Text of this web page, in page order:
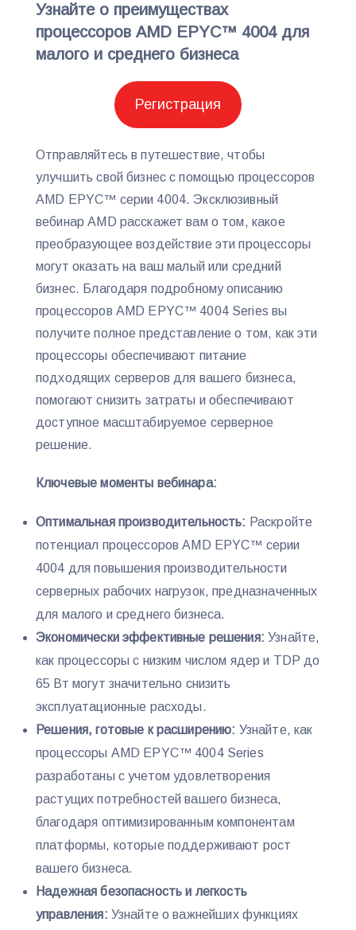
Узнайте о преимуществах
процессоров AMD EPYC™ 4004 для
малого и среднего бизнеса
Регистрация
Отправляйтесь в путешествие, чтобы
улучшить свой бизнес с помощью процессоров
AMD EPYC™ серии 4004. Эксклюзивный
вебинар AMD расскажет вам о том, какое
преобразующее воздействие эти процессоры
могут оказать на ваш малый или средний
бизнес. Благодаря подробному описанию
процессоров AMD EPYC™ 4004 Series вы
получите полное представление о том, как эти
процессоры обеспечивают питание
подходящих серверов для вашего бизнеса,
помогают снизить затраты и обеспечивают
доступное масштабируемое серверное
решение.
Ключевые моменты вебинара:
Оптимальная производительность: Раскройте
потенциал процессоров AMD EPYC™ серии
4004 для повышения производительности
серверных рабочих нагрузок, предназначенных
для малого и среднего бизнеса.
Экономически эффективные решения:Узнайте,
как процессоры с низким числом ядер и TDP до
65 Вт могут значительно снизить
эксплуатационные расходы.
Решения, готовые к расширению: Узнайте, как
процессоры AMD EPYC™ 4004 Series
разработаны с учетом удовлетворения
растущих потребностей вашего бизнеса,
благодаря оптимизированным компонентам
платформы, которые поддерживают рост
вашего бизнеса.
Надежная безопасность и легкость
управления: Узнайте о важнейших функциях